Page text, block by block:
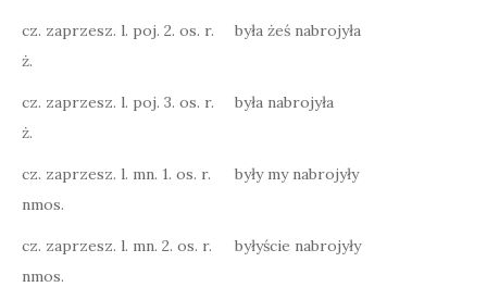
cz. zaprzesz. l. poj. 2. os. r.
ż.
była żeś nabrojyła
cz. zaprzesz. l. poj. 3. os. r.
ż.
była nabrojyła
cz. zaprzesz. l. mn. 1. os. r.
nmos.
były my nabrojyły
cz. zaprzesz. l. mn. 2. os. r.
nmos.
byłyście nabrojyły